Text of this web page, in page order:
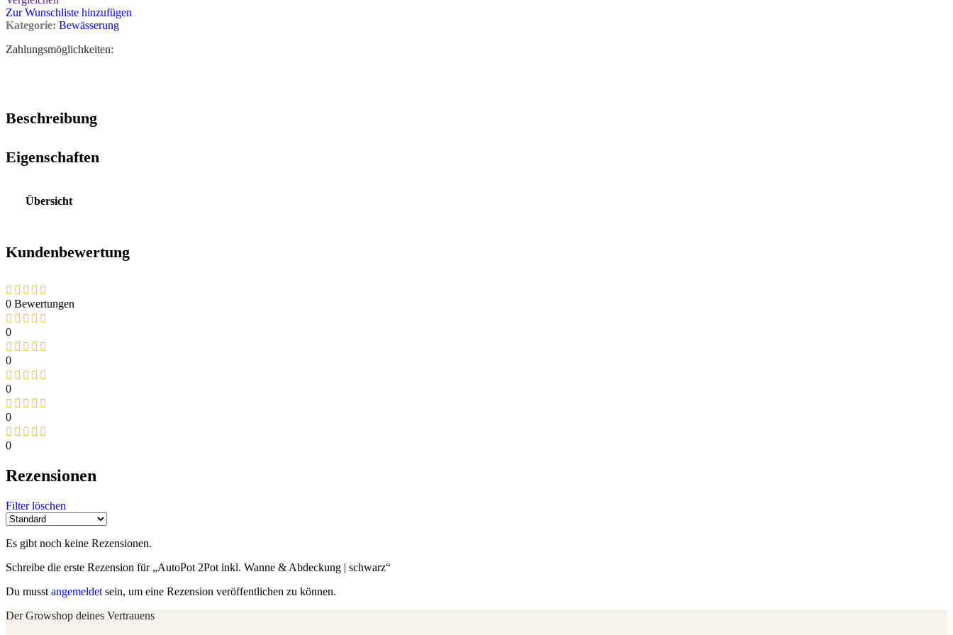
Zur Wunschliste hinzufügen
Kategorie: Bewässerung
Zahlungsmöglichkeiten:
Beschreibung
Eigenschaften
Übersicht
Kundenbewertung
0 Bewertungen
0
0
0
0
0
Rezensionen
Filter löschen
Es gibt noch keine Rezensionen.
Schreibe die erste Rezension für „AutoPot 2Pot inkl. Wanne & Abdeckung | schwarz“
Du musst angemeldet sein, um eine Rezension veröffentlichen zu können.
Der Growshop deines Vertrauens